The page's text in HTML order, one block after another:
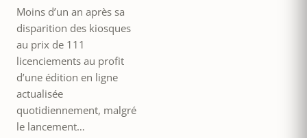
Moins d’un an après sa
disparition des kiosques
au prix de 111
licenciements au profit
d’une édition en ligne
actualisée
quotidiennement, malgré
le lancement…